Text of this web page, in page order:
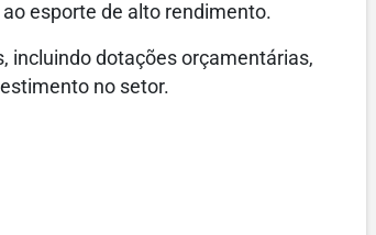
esporte de alto rendimento.
incluindo dotações orçamentárias,
no setor.